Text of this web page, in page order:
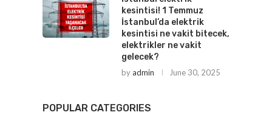
kesintisi! 1 Temmuz
İstanbul’da elektrik
kesintisi ne vakit bitecek,
elektrikler ne vakit
gelecek?
byadmin June 30, 2025
POPULAR CATEGORIES